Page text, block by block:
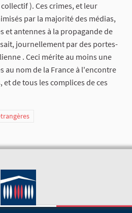
). Ces crimes, et leur
par la majorité des médias,
et antennes à la propagande de
journellement par des portes-
. Ceci mérite au moins une
au nom de la France à l'encontre
de tous les complices de ces